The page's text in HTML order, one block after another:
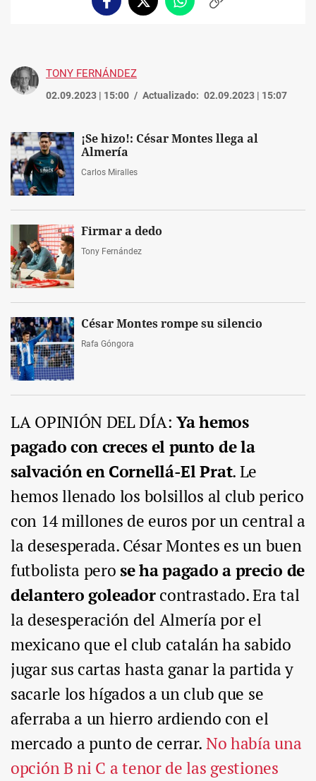
FacebookTwitterWhatsappCopiar
TONY FERNÁNDEZ
02.09.2023 | 15:00 Actualizado: 02.09.2023 | 15:07
¡Se hizo!: César Montes llega al
Almería
Carlos Miralles
Firmar a dedo
Tony Fernández
César Montes rompe su silencio
Rafa Góngora
LA OPINIÓN DEL DÍA: Ya hemos
pagado con creces el punto de la
salvación en Cornellá-El Prat. Le
hemos llenado los bolsillos al club perico
con 14 millones de euros por un central a
la desesperada. César Montes es un buen
futbolista perose ha pagado a precio de
delantero goleadorcontrastado. Era tal
la desesperación del Almería por el
mexicano que el club catalán ha sabido
jugar sus cartas hasta ganar la partida y
sacarle los hígados a un club que se
aferraba a un hierro ardiendo con el
mercado a punto de cerrar.No había una
opción B ni C a tenor de las gestiones